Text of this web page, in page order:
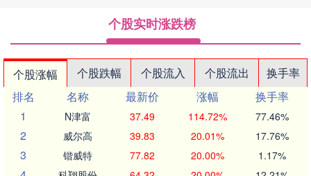
个股实时涨跌榜
个股涨幅 个股跌幅 个股流入 个股流出
换手率
排名
名称 最新价 涨幅
换手率
1
N津富 37.49 114.72% 77.46%
2 威尔高 39.83 20.01% 17.76%
3 锴威特 77.82 20.00% 1.17%